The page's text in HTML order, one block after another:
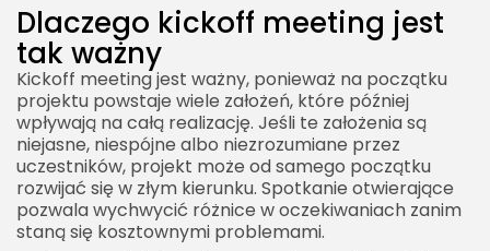
Dlaczego kickoff meeting jest
tak ważny
Kickoff meeting jest ważny, ponieważ na początku
projektu powstaje wiele założeń, które później
wpływają na całą realizację. Jeśli te założenia są
niejasne, niespójne albo niezrozumiane przez
uczestników, projekt może od samego początku
rozwijać się w złym kierunku. Spotkanie otwierające
pozwala wychwycić różnice w oczekiwaniach zanim
staną się kosztownymi problemami.